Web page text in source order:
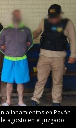
allanamientos en Pavón
agosto en el juzgado